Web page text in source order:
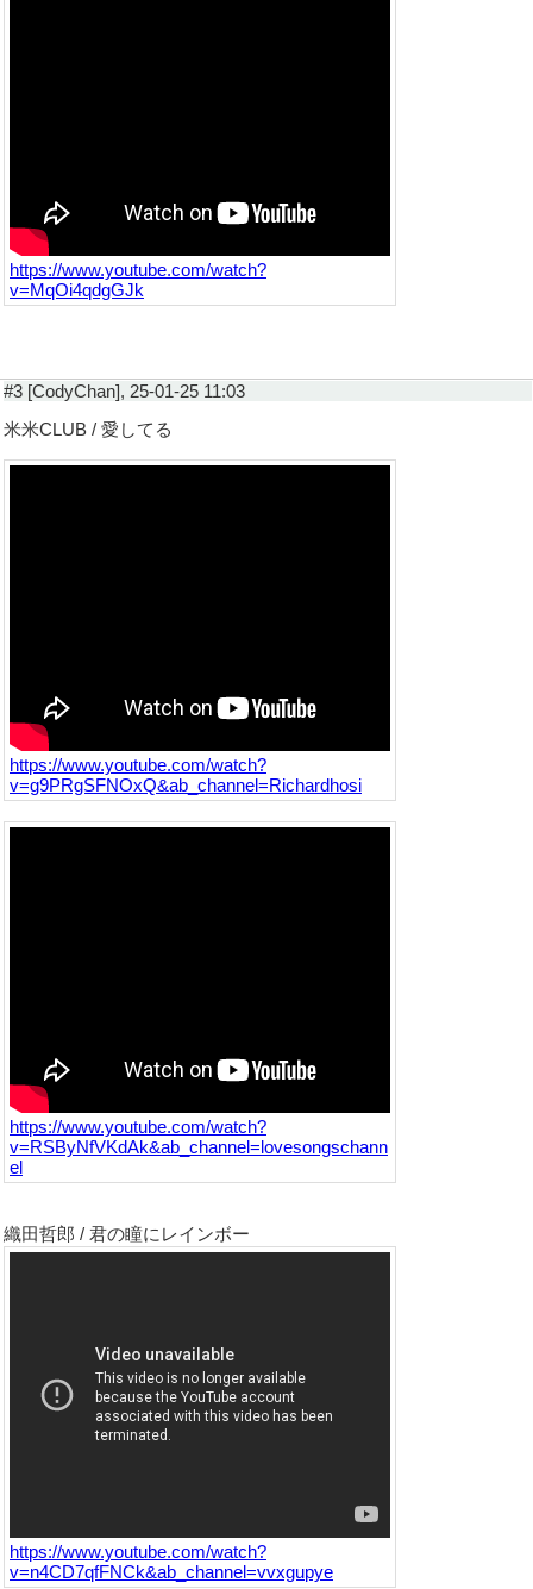
https://www.youtube.com/watch?
v=MqOi4qdgGJk
#3 [CodyChan], 25-01-25 11:03
米米CLUB / 愛してる
https://www.youtube.com/watch?
v=g9PRgSFNOxQ&ab_channel=Richardhosi
https://www.youtube.com/watch?
v=RSByNfVKdAk&ab_channel=lovesongschann
el
織田哲郎 / 君の瞳にレインボー
https://www.youtube.com/watch?
v=n4CD7qfFNCk&ab_channel=vvxgupye